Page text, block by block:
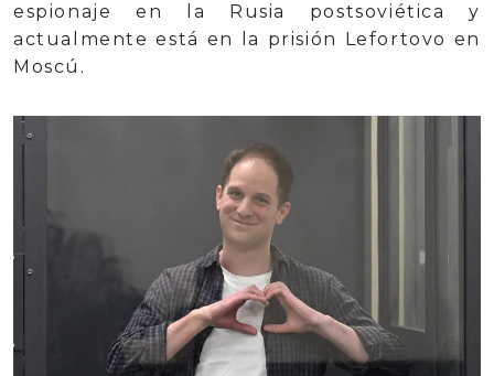
espionaje en la Rusia postsoviética y
actualmente está en la prisión Lefortovo en
Moscú.